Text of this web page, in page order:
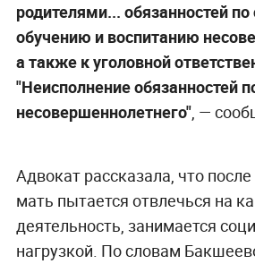
родителями... обязанностей
обучению и воспитанию
а также к уголовной
"Неисполнение обязанностей
несовершеннолетнего", —
Адвокат рассказала, что
мать пытается отвлечься на
деятельность, занимается
нагрузкой. По словам